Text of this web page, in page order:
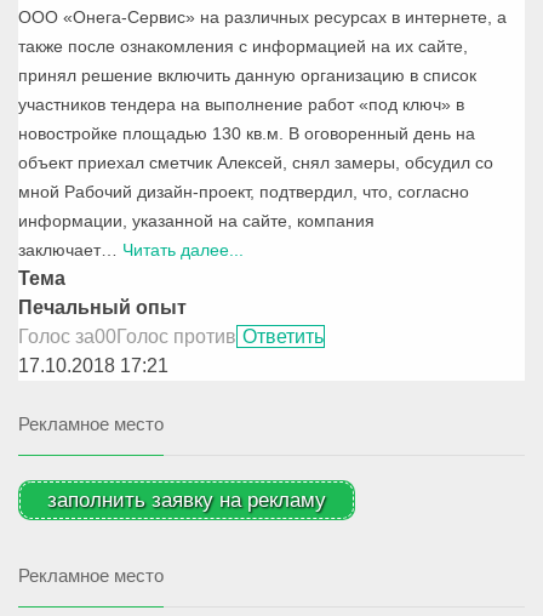
ООО «Онега-Сервис» на различных ресурсах в интернете, а
также после ознакомления с информацией на их сайте,
принял решение включить данную организацию в список
участников тендера на выполнение работ «под ключ» в
новостройке площадью 130 кв.м. В оговоренный день на
объект приехал сметчик Алексей, снял замеры, обсудил со
мной Рабочий дизайн-проект, подтвердил, что, согласно
информации, указанной на сайте, компания
заключает… Читать далее...
Тема
Печальный опыт
Голос за00Голос против Ответить
17.10.2018 17:21
Рекламное место
заполнить заявку на рекламу
Рекламное место